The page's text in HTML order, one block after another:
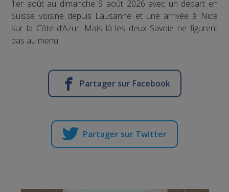
1er août au dimanche 9 août 2026 avec un départ en
Suisse voisine depuis Lausanne et une arrivée à Nice
sur la Côte d’Azur. Mais là les deux Savoie ne figurent
pas au menu.
Partager sur Facebook
Partager sur Twitter